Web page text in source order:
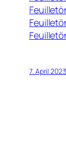
7. April 2023